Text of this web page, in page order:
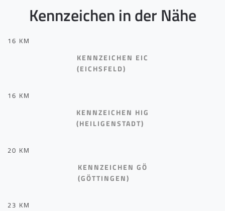
Kennzeichen in der Nähe
16 KM
KENNZEICHEN EIC
(EICHSFELD)
16 KM
KENNZEICHEN HIG
(HEILIGENSTADT)
20 KM
KENNZEICHEN GÖ
(GÖTTINGEN)
23 KM